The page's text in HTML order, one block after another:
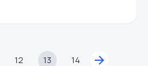
12 13 14